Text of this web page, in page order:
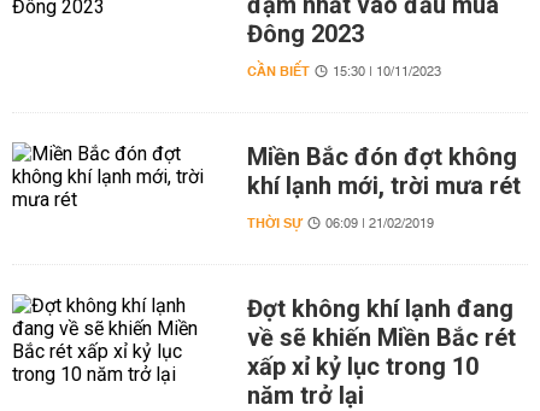
Đông 2023
CẦN BIẾT 15:30 | 10/11/2023
Miền Bắc đón đợt không
khí lạnh mới, trời mưa rét
THỜI SỰ 06:09 | 21/02/2019
Đợt không khí lạnh đang
về sẽ khiến Miền Bắc rét
xấp xỉ kỷ lục trong 10
năm trở lại